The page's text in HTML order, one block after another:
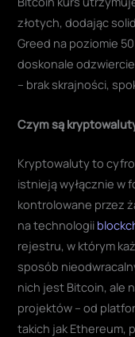
złotych, dodając
Greed na poziomie
doskonale
– brak skrajności,
Czym są
Kryptowaluty to
istnieją wyłącznie w
kontrolowane przez
na technologii
rejestru, w którym
sposób
nich jest Bitcoin, ale
projektów – od
takich jak Ethereum,